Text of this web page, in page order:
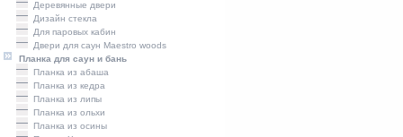
Деревянные двери
Дизайн стекла
Для паровых кабин
Двери для саун Maestro woods
Планка для саун и бань
Планка из абаша
Планка из кедра
Планка из липы
Планка из ольхи
Планка из осины